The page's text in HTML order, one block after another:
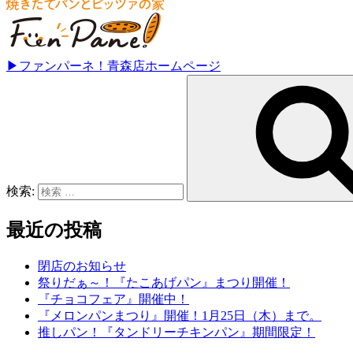
▶ファンパーネ！青森店ホームページ
検索:
最近の投稿
閉店のお知らせ
祭りだぁ～！『たこあげパン』まつり開催！
『チョコフェア』開催中！
『メロンパンまつり』開催！1月25日（木）まで。
推しパン！『タンドリーチキンパン』期間限定！